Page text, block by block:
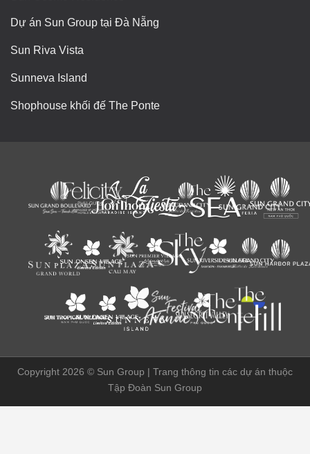
Dự án Sun Group tại Đà Nẵng
Sun Riva Vista
Sunneva Island
Shophouse khối đế The Ponte
Copyright 2026 © Sun Group | Trang thông tin các dự án thuộc
Tập Đoàn Sun Group